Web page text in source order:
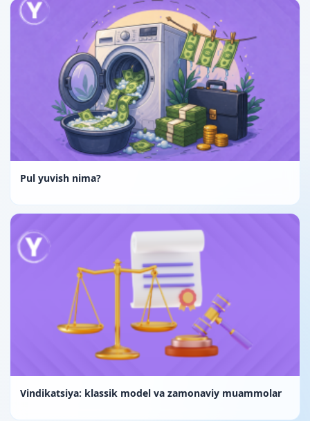
Pul yuvish nima?
Vindikatsiya: klassik model va zamonaviy muammolar